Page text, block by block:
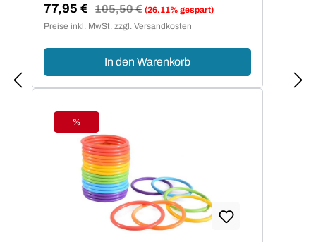
Verkaufspreis:
77,95 € Regulärer Preis:
105,50 € (26.11% gespart)
Preise inkl. MwSt. zzgl. Versandkosten
In den Warenkorb
Rabatt
%